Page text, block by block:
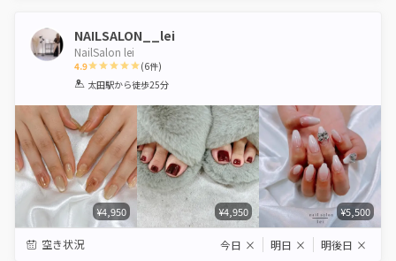
NAILSALON__lei
NailSalon lei
4.9
1 2 3 4 5
(6件)
太田駅から徒歩25分
¥4,950 ¥4,950 ¥5,500
空き状況 今日 × 明日 × 明後日 ×